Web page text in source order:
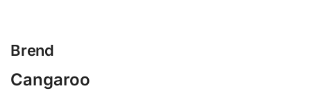
Brend
Cangaroo